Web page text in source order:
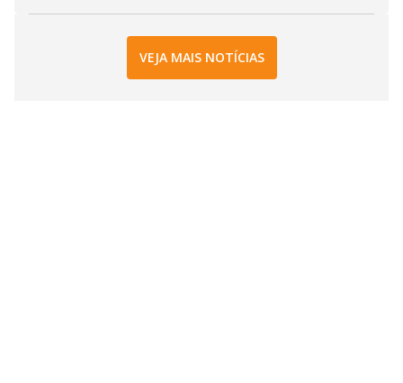
VEJA MAIS NOTÍCIAS